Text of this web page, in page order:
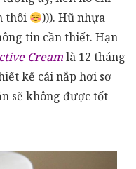
thôi
))). Hũ nhựa
tin cần thiết. Hạn
Creamlà 12 tháng
kế cái nắp hơi sơ
sẽ không được tốt